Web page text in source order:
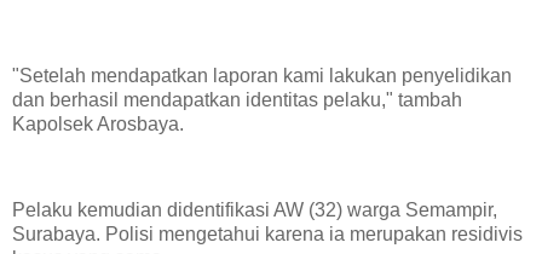
"Setelah mendapatkan laporan kami lakukan penyelidikan
dan berhasil mendapatkan identitas pelaku," tambah
Kapolsek Arosbaya.
Pelaku kemudian didentifikasi AW (32) warga Semampir,
Surabaya. Polisi mengetahui karena ia merupakan residivis